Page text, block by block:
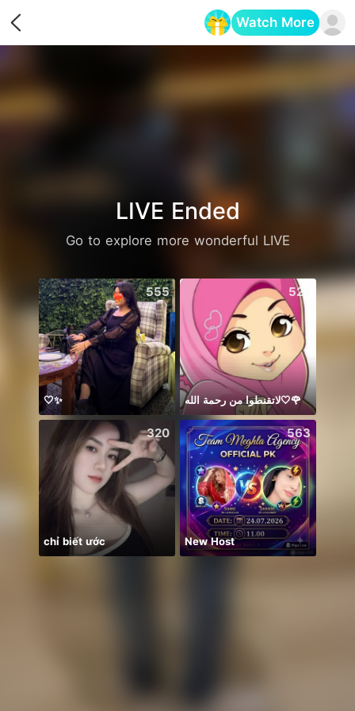
Watch More
LIVE Ended
Go to explore more wonderful LIVE
555
🤍✨
527
لاتقنطوا من رحمة الله🤍🌹
320
chỉ biết ước
563
New Host